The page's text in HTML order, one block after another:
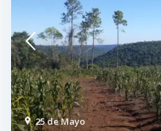
25 de Mayo